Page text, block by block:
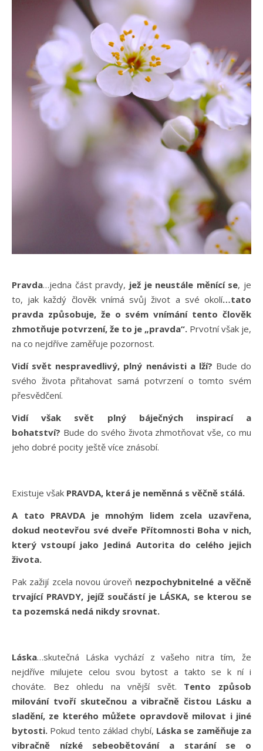
Pravda…jedna část pravdy, jež je neustále měnící se, je
to, jak každý člověk vnímá svůj život a své okolí…tato
pravda způsobuje, že o svém vnímání tento člověk
zhmotňuje potvrzení, že to je „pravda“. Prvotní však je,
na co nejdříve zaměřuje pozornost.
Vidí svět nespravedlivý, plný nenávisti a lží? Bude do
svého života přitahovat samá potvrzení o tomto svém
přesvědčení.
Vidí však svět plný báječných inspirací a
bohatství? Bude do svého života zhmotňovat vše, co mu
jeho dobré pocity ještě více znásobí.
Existuje však PRAVDA, která je neměnná s věčně stálá.
A tato PRAVDA je mnohým lidem zcela uzavřena,
dokud neotevřou své dveře Přítomnosti Boha v nich,
který vstoupí jako Jediná Autorita do celého jejich
života.
Pak zažijí zcela novou úroveň nezpochybnitelné a věčně
trvající PRAVDY, jejíž součástí je LÁSKA, se kterou se
ta pozemská nedá nikdy srovnat.
Láska…skutečná Láska vychází z vašeho nitra tím, že
nejdříve milujete celou svou bytost a takto se k ní i
chováte. Bez ohledu na vnější svět. Tento způsob
milování tvoří skutečnou a vibračně čistou Lásku a
sladění, ze kterého můžete opravdově milovat i jiné
bytosti. Pokud tento základ chybí, Láska se zaměňuje za
vibračně nízké sebeobětování a starání se o